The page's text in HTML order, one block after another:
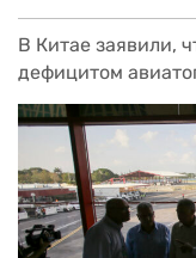
В Китае заявили,
дефицитом